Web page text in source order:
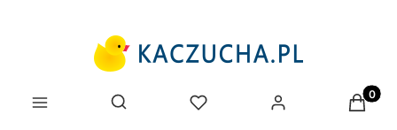
Otwórz wyszukiwarkę